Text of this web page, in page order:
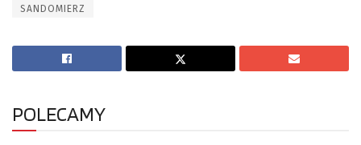
SANDOMIERZ
POLECAMY